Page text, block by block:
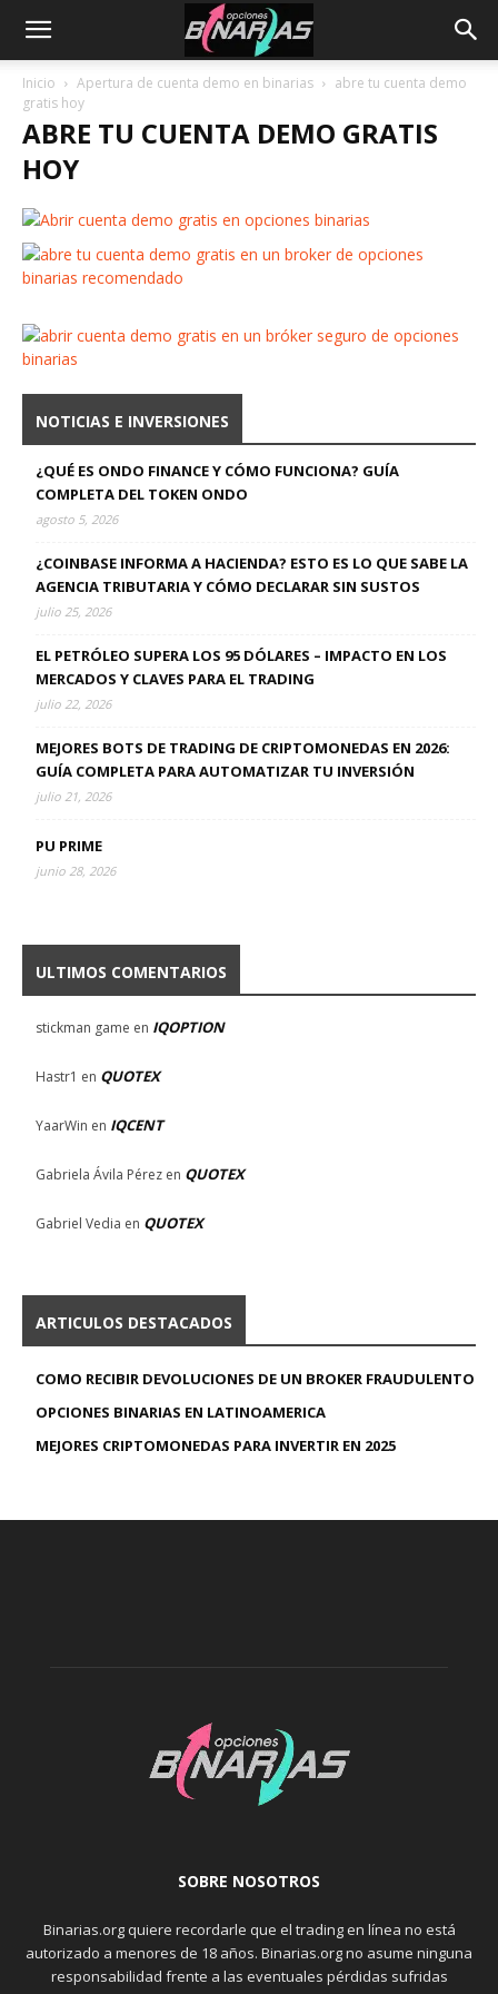
Inicio Apertura de cuenta demo en binarias
abre tu cuenta demo
gratis hoy
ABRE TU CUENTA DEMO GRATIS
HOY
NOTICIAS E INVERSIONES
¿QUÉ ES ONDO FINANCE Y CÓMO FUNCIONA? GUÍA
COMPLETA DEL TOKEN ONDO
agosto 5, 2026
¿COINBASE INFORMA A HACIENDA? ESTO ES LO QUE SABE LA
AGENCIA TRIBUTARIA Y CÓMO DECLARAR SIN SUSTOS
julio 25, 2026
EL PETRÓLEO SUPERA LOS 95 DÓLARES – IMPACTO EN LOS
MERCADOS Y CLAVES PARA EL TRADING
julio 22, 2026
MEJORES BOTS DE TRADING DE CRIPTOMONEDAS EN 2026:
GUÍA COMPLETA PARA AUTOMATIZAR TU INVERSIÓN
julio 21, 2026
PU PRIME
junio 28, 2026
ULTIMOS COMENTARIOS
stickman game en IQOPTION
Hastr1 en QUOTEX
YaarWin en IQCENT
Gabriela Ávila Pérez en QUOTEX
Gabriel Vedia en QUOTEX
ARTICULOS DESTACADOS
COMO RECIBIR DEVOLUCIONES DE UN BROKER FRAUDULENTO
OPCIONES BINARIAS EN LATINOAMERICA
MEJORES CRIPTOMONEDAS PARA INVERTIR EN 2025
SOBRE NOSOTROS
Binarias.org quiere recordarle que el trading en línea no está
autorizado a menores de 18 años. Binarias.org no asume ninguna
responsabilidad frente a las eventuales pérdidas sufridas